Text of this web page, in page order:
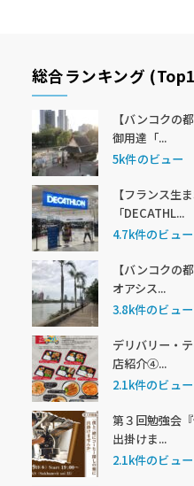
総合ランキング
【バンコクの
御用達「...
5k件のビュー
【フランス生
「DECATHL...
4.7k件のビュー
【バンコクの
オアシス...
3.8k件のビュー
デリバリー・
店紹介④...
2.1k件のビュー
第３回勉強会
出掛けま...
2.1k件のビュー